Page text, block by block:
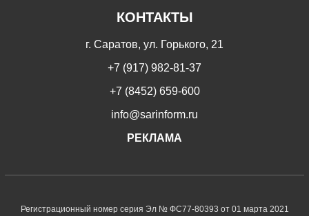
КОНТАКТЫ
г. Саратов, ул. Горького, 21
+7 (917) 982-81-37
+7 (8452) 659-600
info@sarinform.ru
РЕКЛАМА
Регистрационный номер серия Эл № ФС77-80393 от 01 марта 2021